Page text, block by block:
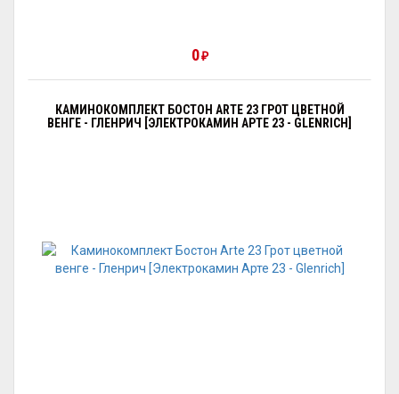
0₽
КАМИНОКОМПЛЕКТ БОСТОН ARTE 23 ГРОТ ЦВЕТНОЙ
ВЕНГЕ - ГЛЕНРИЧ [ЭЛЕКТРОКАМИН АРТЕ 23 - GLENRICH]